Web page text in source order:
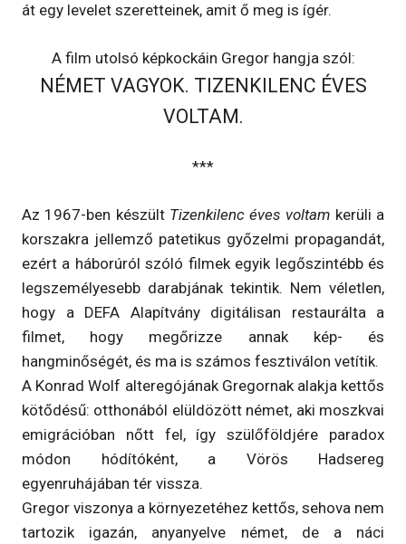
át egy levelet szeretteinek, amit ő meg is ígér.
A film utolsó képkockáin Gregor hangja szól:
NÉMET VAGYOK. TIZENKILENC ÉVES
VOLTAM.
***
Az 1967-ben készült Tizenkilenc éves voltam kerüli a
korszakra jellemző patetikus győzelmi propagandát,
ezért a háborúról szóló filmek egyik legőszintébb és
legszemélyesebb darabjának tekintik. Nem véletlen,
hogy a DEFA Alapítvány digitálisan restaurálta a
filmet, hogy megőrizze annak kép- és
hangminőségét, és ma is számos fesztiválon vetítik.
A Konrad Wolf alteregójának Gregornak alakja kettős
kötődésű: otthonából elüldözött német, aki moszkvai
emigrációban nőtt fel, így szülőföldjére paradox
módon hódítóként, a Vörös Hadsereg
egyenruhájában tér vissza.
Gregor viszonya a környezetéhez kettős, sehova nem
tartozik igazán, anyanyelve német, de a náci